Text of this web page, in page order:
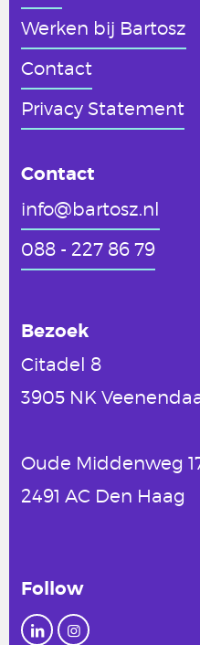
Werken bij Bartosz
Contact
Privacy Statement
Contact
info@bartosz.nl
088 - 227 86 79
Bezoek
Citadel 8
3905 NK
Oude Middenweg
2491 AC Den Haag
Follow